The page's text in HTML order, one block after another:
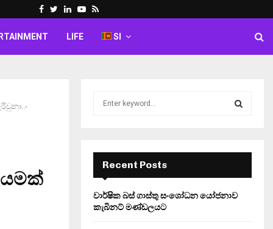
Facebook
Twitter
LinkedinYoutube
Rss
LIFE SI
r
:
E
A
R
Recent Posts
වාර්ෂික බස් ගාස්තු සංශෝධන යෝජනාව
කැබිනට් මණ්ඩලයට